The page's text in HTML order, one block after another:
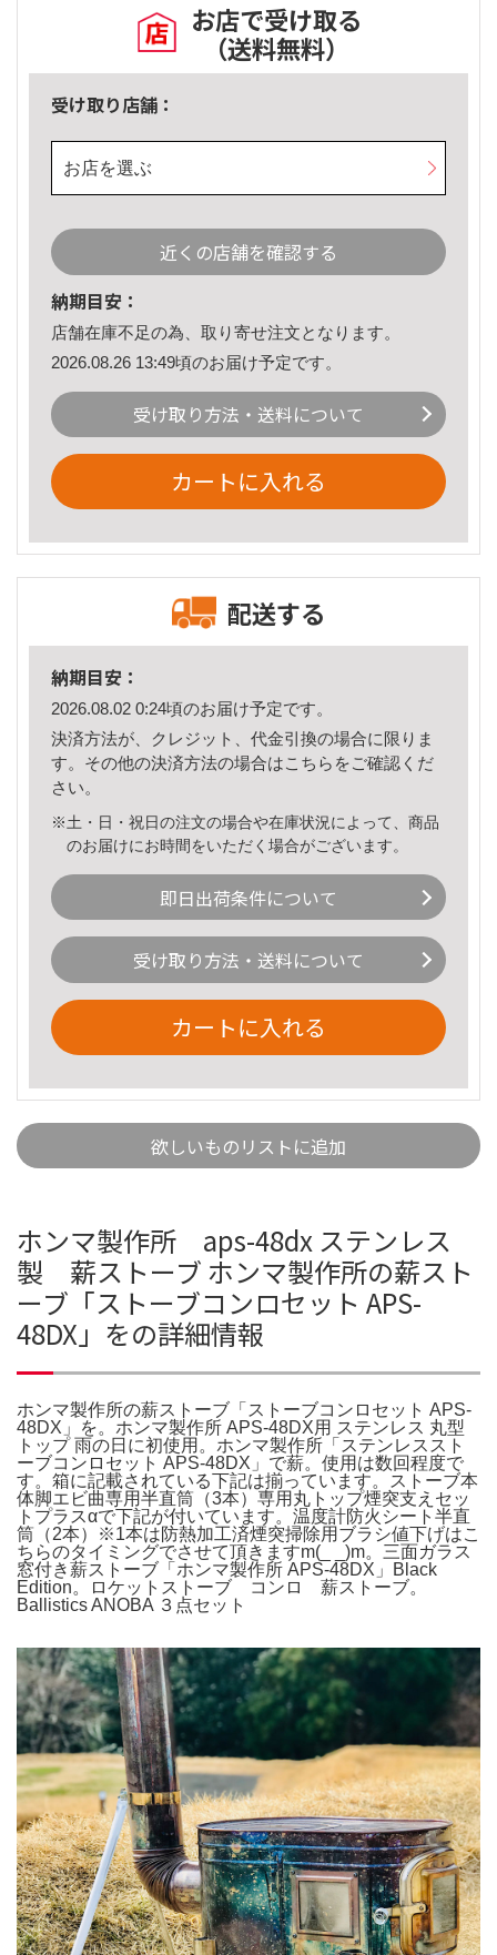
お店で受け取る
（送料無料）
受け取り店舗：
お店を選ぶ
近くの店舗を確認する
納期目安：
店舗在庫不足の為、取り寄せ注文となります。
2026.08.26 13:49頃のお届け予定です。
受け取り方法・送料について
カートに入れる
配送する
納期目安：
2026.08.02 0:24頃のお届け予定です。
決済方法が、クレジット、代金引換の場合に限りま
す。その他の決済方法の場合はこちら をご確認くだ
さい。
※土・日・祝日の注文の場合や在庫状況によって、商品
のお届けにお時間をいただく場合がございます。
即日出荷条件について
受け取り方法・送料について
カートに入れる
欲しいものリストに追加
ホンマ製作所 aps-48dx ステンレス
製 薪ストーブ ホンマ製作所の薪スト
ーブ「ストーブコンロセット APS-
48DX」をの詳細情報
ホンマ製作所の薪ストーブ「ストーブコンロセット APS-
48DX」を。ホンマ製作所 APS-48DX用 ステンレス 丸型
トップ 雨の日に初使用。ホンマ製作所「ステンレススト
ーブコンロセット APS-48DX」で薪。使用は数回程度で
す。箱に記載されている下記は揃っています。ストーブ本
体脚エビ曲専用半直筒（3本）専用丸トップ煙突支えセッ
トプラスαで下記が付いています。温度計防火シート半直
筒（2本）※1本は防熱加工済煙突掃除用ブラシ値下げはこ
ちらのタイミングでさせて頂きますm(_ _)m。三面ガラス
窓付き薪ストーブ「ホンマ製作所 APS-48DX」Black
Edition。ロケットストーブ コンロ 薪ストーブ。
Ballistics ANOBA ３点セット